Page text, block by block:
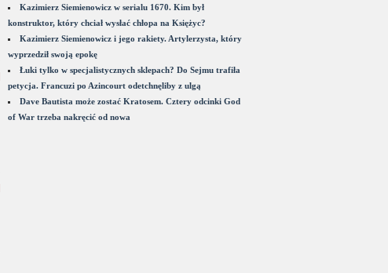
Kazimierz Siemienowicz w serialu 1670. Kim był
konstruktor, który chciał wysłać chłopa na Księżyc?
Kazimierz Siemienowicz i jego rakiety. Artylerzysta, który
wyprzedził swoją epokę
Łuki tylko w specjalistycznych sklepach? Do Sejmu trafiła
petycja. Francuzi po Azincourt odetchnęliby z ulgą
Dave Bautista może zostać Kratosem. Cztery odcinki God
of War trzeba nakręcić od nowa